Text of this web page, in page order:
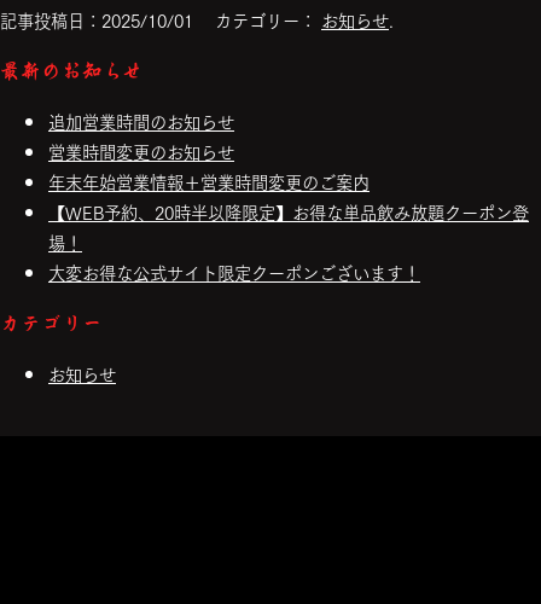
記事投稿日：2025/10/01 カテゴリー： お知らせ.
最新のお知らせ
追加営業時間のお知らせ
営業時間変更のお知らせ
年末年始営業情報＋営業時間変更のご案内
【WEB予約、20時半以降限定】お得な単品飲み放題クーポン登
場！
大変お得な公式サイト限定クーポンございます！
カテゴリー
お知らせ